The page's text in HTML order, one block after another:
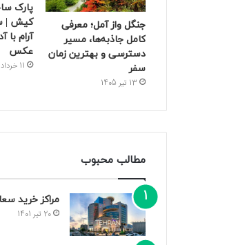
جنگل واز آمل؛ معرفی
کامل جاذبه‌ها، مسیر
دسترسی و بهترین زمان
سفر
13 تیر 1405
پارک
کیش |
آرام با
عکس
11 خرداد 1405
مطالب محبوب
مراکز خرید
20 تیر 1401